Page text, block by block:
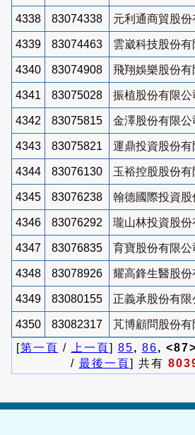
4338 83074338 元利通商貿股份
4339 83074463 雲崴科技股份有
4340 83074908 飛翔娛樂股份有
4341 83075028 振植股份有限公
4342 83075815 金澤股份有限公
4343 83075821 運鼎投資股份有
4344 83076130 玉裕控股股份有
4345 83076238 翰德國際投資股
4346 83076292 瓏山林投資股份
4347 83076835 育寶股份有限公
4348 83078926 耀高鋒生醫股份
4349 83080155 正義承股份有限
4350 83082317
芃博顧問股份有
[第一頁 / 上一頁] 85, 86,
/ 最後一頁] 共有